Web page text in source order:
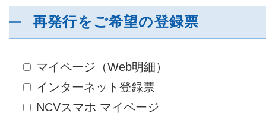
障害メンテナンス情報
お問い合わせ
再発行をご希望の登録票
マイページ（Web明細）
インターネット登録票
NCVスマホ マイページ